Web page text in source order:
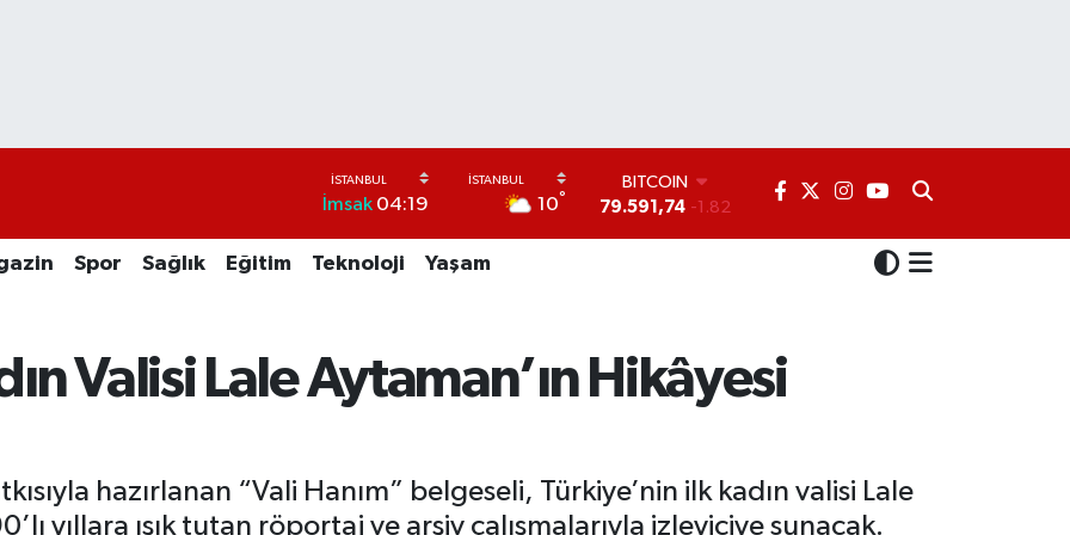
İmsak 04:19 10°
DOLAR
45,43620 0.02
6862,09000
BİST100
14.598,00 0
Spor Sağlık Eğitim Teknoloji Yaşam
Valisi Lale Aytaman’ın Hikâyesi
hazırlanan “Vali Hanım” belgeseli, Türkiye’nin ilk kadın valisi Lale
yıllara ışık tutan röportaj ve arşiv çalışmalarıyla izleyiciye sunacak.